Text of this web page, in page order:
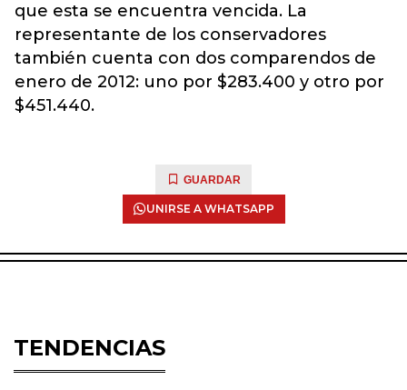
que esta se encuentra vencida. La
representante de los conservadores
también cuenta con dos comparendos de
enero de 2012: uno por $283.400 y otro por
$451.440.
GUARDAR
UNIRSE A WHATSAPP
TENDENCIAS